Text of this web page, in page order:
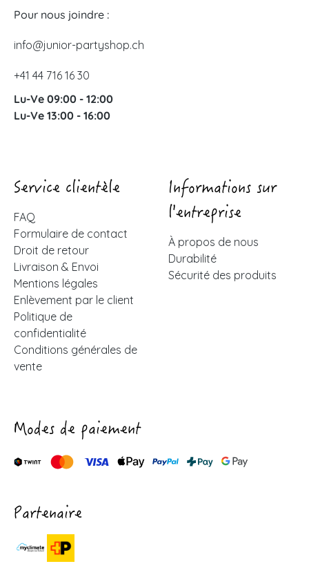
Pour nous joindre :
info@junior-partyshop.ch
+41 44 716 16 30
Lu-Ve 09:00 - 12:00
Lu-Ve 13:00 - 16:00
Service clientèle
FAQ
Formulaire de contact
Droit de retour
Livraison & Envoi
Mentions légales
Enlèvement par le client
Politique de
confidentialité
Conditions générales de
vente
Informations sur
l'entreprise
À propos de nous
Durabilité
Sécurité des produits
Modes de paiement
Partenaire